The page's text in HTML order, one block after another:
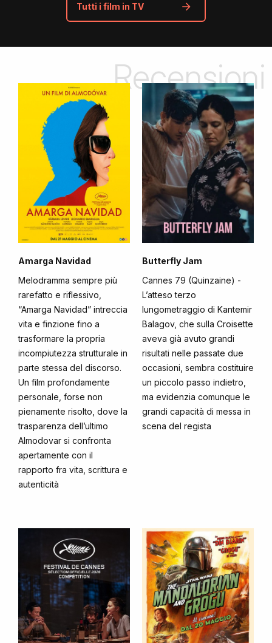
Tutti i film in TV
Recensioni
Amarga Navidad
Melodramma sempre più
rarefatto e riflessivo,
“Amarga Navidad” intreccia
vita e finzione fino a
trasformare la propria
incompiutezza strutturale in
parte stessa del discorso.
Un film profondamente
personale, forse non
pienamente risolto, dove la
trasparenza dell’ultimo
Almodovar si confronta
apertamente con il
rapporto fra vita, scrittura e
autenticità
Butterfly Jam
Cannes 79 (Quinzaine) -
L’atteso terzo
lungometraggio di Kantemir
Balagov, che sulla Croisette
aveva già avuto grandi
risultati nelle passate due
occasioni, sembra costituire
un piccolo passo indietro,
ma evidenzia comunque le
grandi capacità di messa in
scena del regista